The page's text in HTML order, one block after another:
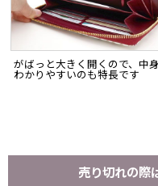
がばっと大きく開くので、中
わかりやすいのも特長です
売り切れの際